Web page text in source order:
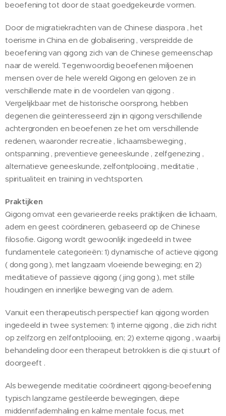
beoefening tot door de staat goedgekeurde vormen.
Door de migratiekrachten van de Chinese diaspora , het
toerisme in China en de globalisering , verspreidde de
beoefening van qigong zich van de Chinese gemeenschap
naar de wereld. Tegenwoordig beoefenen miljoenen
mensen over de hele wereld Qigong en geloven ze in
verschillende mate in de voordelen van qigong .
Vergelijkbaar met de historische oorsprong, hebben
degenen die geïnteresseerd zijn in qigong verschillende
achtergronden en beoefenen ze het om verschillende
redenen, waaronder recreatie , lichaamsbeweging ,
ontspanning , preventieve geneeskunde , zelfgenezing ,
alternatieve geneeskunde, zelfontplooiing , meditatie ,
spiritualiteit en training in vechtsporten.
Praktijken
Qigong omvat een gevarieerde reeks praktijken die lichaam,
adem en geest coördineren, gebaseerd op de Chinese
filosofie. Qigong wordt gewoonlijk ingedeeld in twee
fundamentele categorieën: 1) dynamische of actieve qigong
( dong gong ), met langzaam vloeiende beweging; en 2)
meditatieve of passieve qigong ( jing gong ), met stille
houdingen en innerlijke beweging van de adem.
Vanuit een therapeutisch perspectief kan qigong worden
ingedeeld in twee systemen: 1) interne qigong , die zich richt
op zelfzorg en zelfontplooiing, en; 2) externe qigong , waarbij
behandeling door een therapeut betrokken is die qi stuurt of
doorgeeft .
Als bewegende meditatie coördineert qigong-beoefening
typisch langzame gestileerde bewegingen, diepe
middenrifademhaling en kalme mentale focus, met